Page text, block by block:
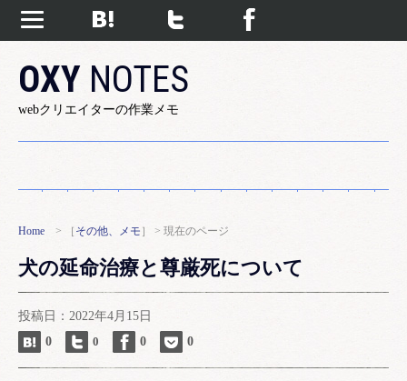
OXY NOTES
webクリエイターの作業メモ
Home > ［ その他、メモ ］ > 現在のページ
犬の延命治療と尊厳死について
投稿日：2022年4月15日
0
0 0 0